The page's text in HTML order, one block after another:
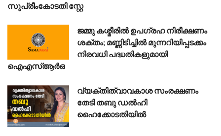
സുപ്രീംകോടതി സ്റ്റേ
ജമ്മു കശ്മീരിൽ ഉപഗ്രഹ നിരീക്ഷണം
ശക്തം; മണ്ണിടിച്ചിൽ മുന്നറിയിപ്പടക്കം
നിരവധി പദ്ധതികളുമായി
ഐഎസ്ആർഒ
വ്യക്തിത്വാവകാശ സംരക്ഷണം
തേടി തബു ഡൽഹി
ഹൈക്കോടതിയിൽ